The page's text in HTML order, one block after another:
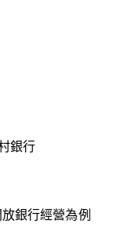
銀行
銀行經營為例